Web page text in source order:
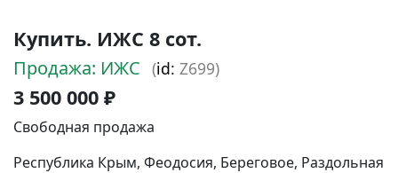
Купить. ИЖС 8 сот.
Продажа: ИЖС (id: Z699)
3 500 000 ₽
Свободная продажа
Республика Крым, Феодосия, Береговое, Раздольная